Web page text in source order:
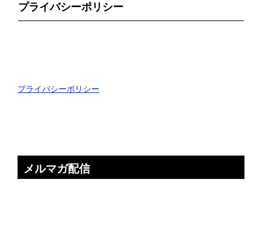
プライバシーポリシー
プライバシーポリシー
メルマガ配信